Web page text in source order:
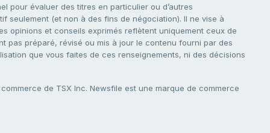
pour évaluer des titres en particulier ou d’autres
seulement (et non à des fins de négociation). Il ne vise à
opinions et conseils exprimés reflètent uniquement ceux de
pas préparé, révisé ou mis à jour le contenu fourni par des
que vous faites de ces renseignements, ni des décisions
de TSX Inc. Newsfile est une marque de commerce